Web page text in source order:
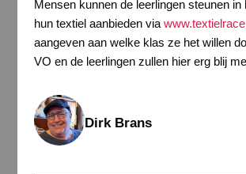
Mensen kunnen de leerlingen steunen in
hun textiel aanbieden via
aangeven aan welke klas ze het willen
VO en de leerlingen zullen hier erg blij
Dirk Brans